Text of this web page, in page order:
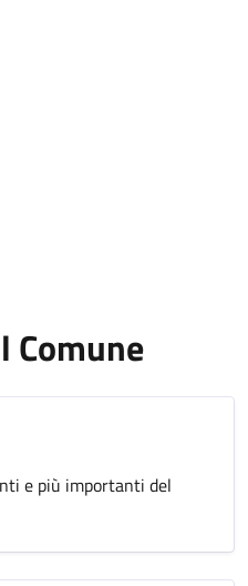
Comune
e più importanti del